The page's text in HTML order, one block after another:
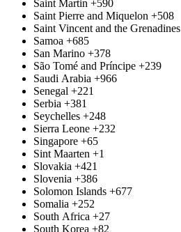
Saint Martin +590
Saint Pierre and Miquelon +508
Saint Vincent and the Grenadines
Samoa +685
San Marino +378
São Tomé and Príncipe +239
Saudi Arabia +966
Senegal +221
Serbia +381
Seychelles +248
Sierra Leone +232
Singapore +65
Sint Maarten +1
Slovakia +421
Slovenia +386
Solomon Islands +677
Somalia +252
South Africa +27
South Korea +82